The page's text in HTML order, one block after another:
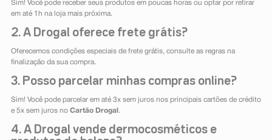
Sim! Você pode receber seus produtos em poucas horas ou optar por retirar
em até 1h na loja mais próxima.
2. A Drogal oferece frete grátis?
Oferecemos condições especiais de frete grátis, consulte as regras na
finalização da sua compra.
3. Posso parcelar minhas compras online?
Sim! Você pode parcelar em até 3x sem juros nos principais cartões de crédito
e 5x sem juros no Cartão Drogal .
4. A Drogal vende dermocosméticos e